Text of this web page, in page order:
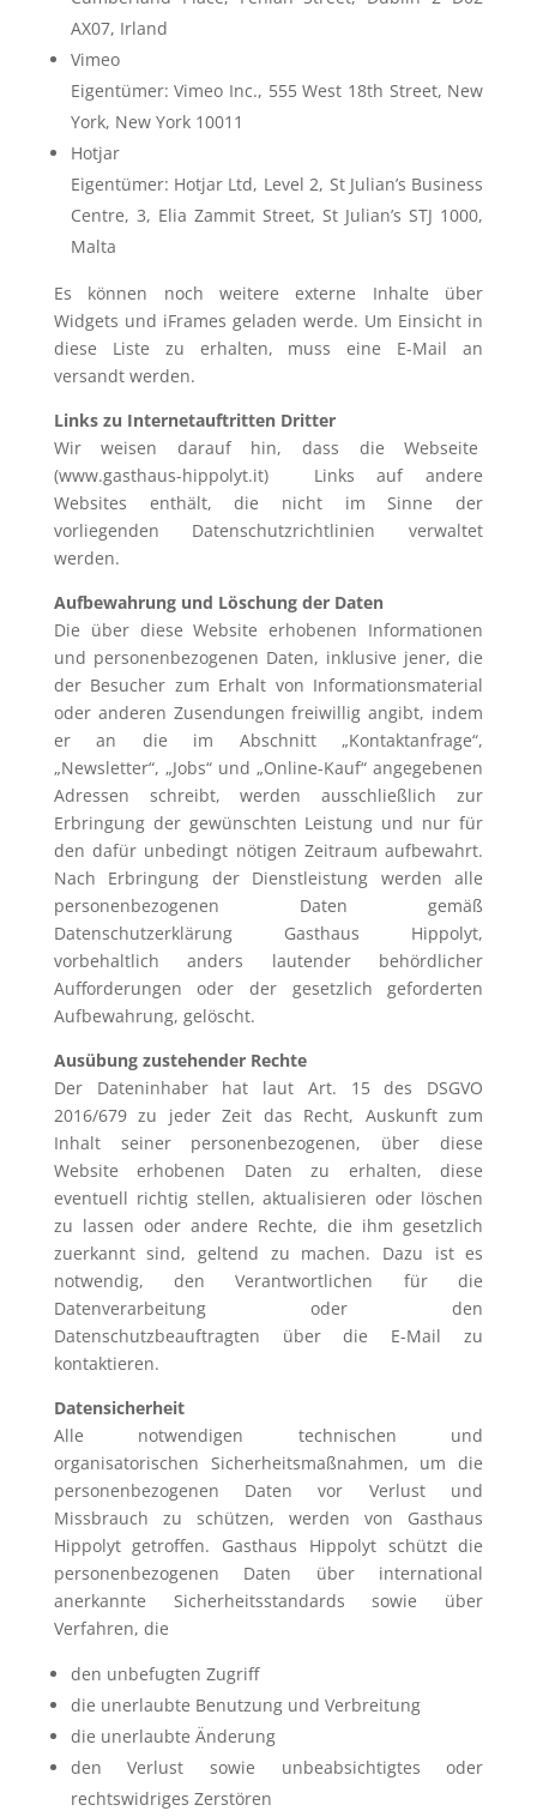
AX07, Irland
Vimeo
Eigentümer: Vimeo Inc., 555 West 18th Street, New
York, New York 10011
Hotjar
Eigentümer: Hotjar Ltd, Level 2, St Julian’s Business
Centre, 3, Elia Zammit Street, St Julian’s STJ 1000,
Malta
Es können noch weitere externe Inhalte über
Widgets und iFrames geladen werde. Um Einsicht in
diese Liste zu erhalten, muss eine E-Mail an
versandt werden.
Links zu Internetauftritten Dritter
Wir weisen darauf hin, dass die Webseite
(www.gasthaus-hippolyt.it)
Links auf andere
Websites enthält, die nicht im Sinne der
vorliegenden Datenschutzrichtlinien verwaltet
werden.
Aufbewahrung und Löschung der Daten
Die über diese Website erhobenen Informationen
und personenbezogenen Daten, inklusive jener, die
der Besucher zum Erhalt von Informationsmaterial
oder anderen Zusendungen freiwillig angibt, indem
er an die im Abschnitt „Kontaktanfrage“,
„Newsletter“, „Jobs“ und „Online-Kauf“ angegebenen
Adressen schreibt, werden ausschließlich zur
Erbringung der gewünschten Leistung und nur für
den dafür unbedingt nötigen Zeitraum aufbewahrt.
Nach Erbringung der Dienstleistung werden alle
personenbezogenen Daten gemäß
Datenschutzerklärung Gasthaus Hippolyt,
vorbehaltlich anders lautender behördlicher
Aufforderungen oder der gesetzlich geforderten
Aufbewahrung, gelöscht.
Ausübung zustehender Rechte
Der Dateninhaber hat laut Art. 15 des DSGVO
2016/679 zu jeder Zeit das Recht, Auskunft zum
Inhalt seiner personenbezogenen, über diese
Website erhobenen Daten zu erhalten, diese
eventuell richtig stellen, aktualisieren oder löschen
zu lassen oder andere Rechte, die ihm gesetzlich
zuerkannt sind, geltend zu machen. Dazu ist es
notwendig, den Verantwortlichen für die
Datenverarbeitung oder den
Datenschutzbeauftragten über die E-Mail zu
kontaktieren.
Datensicherheit
Alle notwendigen technischen und
organisatorischen Sicherheitsmaßnahmen, um die
personenbezogenen Daten vor Verlust und
Missbrauch zu schützen, werden von Gasthaus
Hippolyt getroffen. Gasthaus Hippolyt schützt die
personenbezogenen Daten über international
anerkannte Sicherheitsstandards sowie über
Verfahren, die
den unbefugten Zugriff
die unerlaubte Benutzung und Verbreitung
die unerlaubte Änderung
den Verlust sowie unbeabsichtigtes oder
rechtswidriges Zerstören